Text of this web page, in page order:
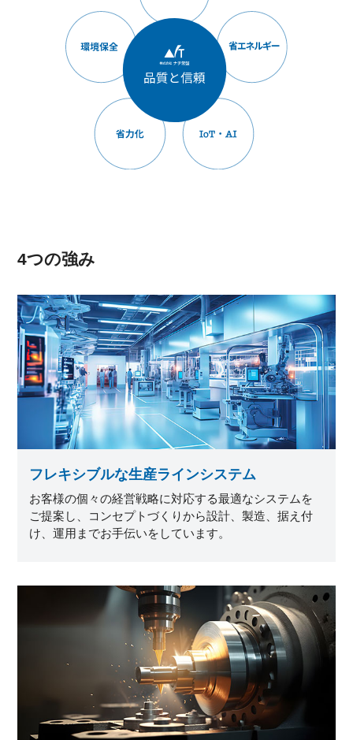
4つの強み
フレキシブルな生産ラインシステム
お客様の個々の経営戦略に対応する最適なシステムを
ご提案し、コンセプトづくりから設計、製造、据え付
け、運用までお手伝いをしています。